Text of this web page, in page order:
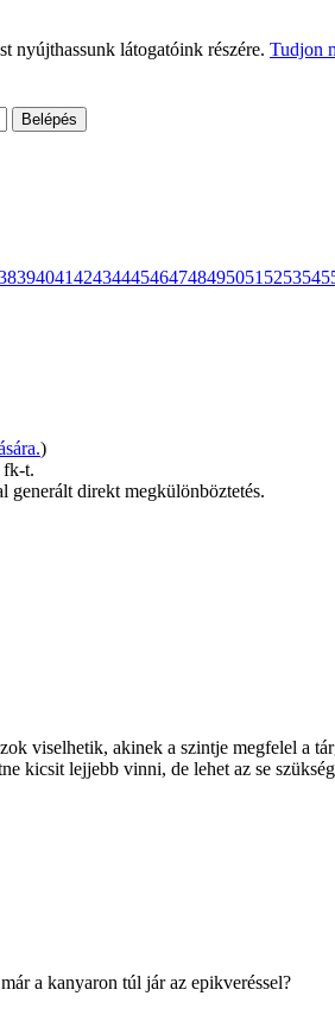
nyújthassunk látogatóink részére. Tudjon
39404142434445464748495051 525354
)
fk-t.
generált direkt megkülönböztetés.
viselhetik, akinek a szintje megfelel a
kicsit lejjebb vinni, de lehet az se
a kanyaron túl jár az epikveréssel?